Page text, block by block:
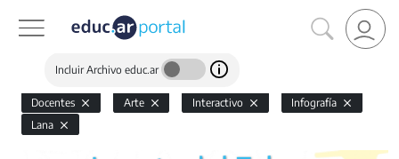
Incluir Archivo educ.ar
Docentes Arte Interactivo
Infografía
Lana